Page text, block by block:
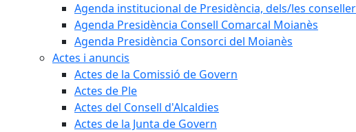
Agenda institucional de Presidència, dels/les
Agenda Presidència Consell Comarcal Moianès
Agenda Presidència Consorci del Moianès
Actes i anuncis
Actes de la Comissió de Govern
Actes de Ple
Actes del Consell d'Alcaldies
Actes de la Junta de Govern